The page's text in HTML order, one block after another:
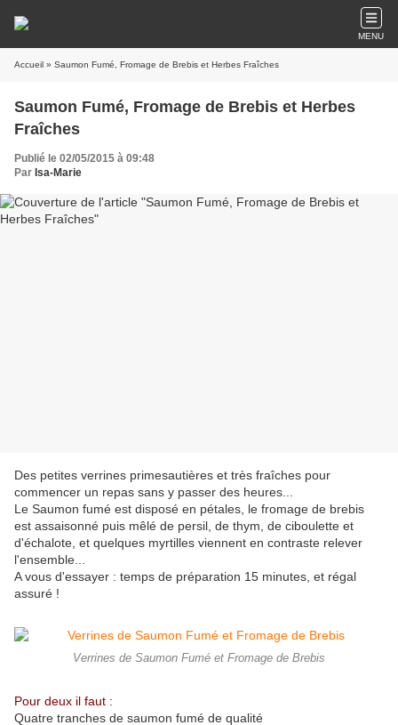
MENU
Accueil » Saumon Fumé, Fromage de Brebis et Herbes Fraîches
Saumon Fumé, Fromage de Brebis et Herbes
Fraîches
Publié le 02/05/2015 à 09:48
Par Isa-Marie
Des petites verrines primesautières et très fraîches pour
commencer un repas sans y passer des heures...
Le Saumon fumé est disposé en pétales, le fromage de brebis
est assaisonné puis mêlé de persil, de thym, de ciboulette et
d'échalote, et quelques myrtilles viennent en contraste relever
l'ensemble...
A vous d'essayer : temps de préparation 15 minutes, et régal
assuré !
Verrines de Saumon Fumé et Fromage de Brebis
Pour deux il faut :
Quatre tranches de saumon fumé de qualité